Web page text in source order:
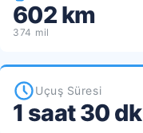
602 km
374 mil
Uçuş Süresi
1 saat 30 dk